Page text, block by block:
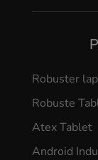
Robuster
Robuste
Atex Tablet
Android